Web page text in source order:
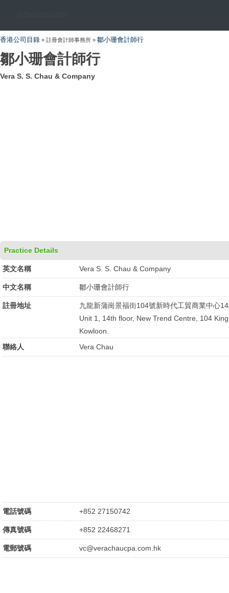
香港公司目錄 » 註冊會計師事務所 » 鄒小珊會計師行
鄒小珊會計師行
Vera S. S. Chau & Company
Practice Details
英文名稱 Vera S. S. Chau & Company
中文名稱 鄒小珊會計師行
註冊地址
九龍新蒲崗景福街104號新時代工貿商業中心
Unit 1, 14th floor, New Trend Centre, 104
Kowloon.
聯絡人
Vera Chau
電話號碼 +852 27150742
傳真號碼 +852 22468271
電郵號碼 vc@verachaucpa.com.hk